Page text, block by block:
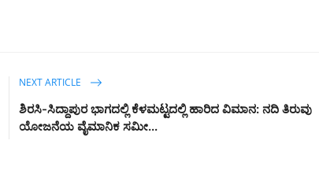
NEXT ARTICLE
ಶಿರಸಿ-ಸಿದ್ದಾಪುರ ಭಾಗದಲ್ಲಿ ಕೆಳಮಟ್ಟದಲ್ಲಿ ಹಾರಿದ ವಿಮಾನ: ನದಿ ತಿರುವು
ಯೋಜನೆಯ ವೈಮಾನಿಕ ಸಮೀ...